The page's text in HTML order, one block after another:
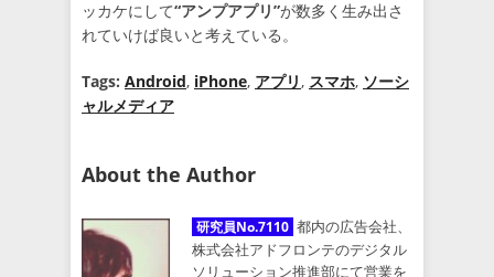
ッカケにして“アンプアプリ”が数多く生み出さ
れていけば良いと考えている。
Tags: Android, iPhone, アプリ , スマホ, ソーシ
ャルメディア
About the Author
研究員No.7110 都内の広告会社、
株式会社アドフロンテのデジタル
ソリューション推進部にて営業を